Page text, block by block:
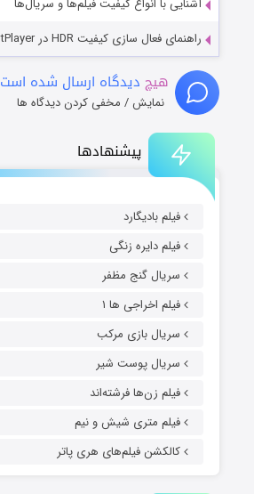
پیشنهادها
فیلم بادیگارد
فیلم دایره زنگی
سریال گنج مظفر
فیلم اخراجی ها ۱
سریال بازی مرکب
سریال پوست شیر
فیلم زن‌ها فرشته‌اند
فیلم متری شیش و نیم
کالکشن فیلم‌های هری پاتر
آشنایی با انواع کیفیت فیلم‌ها و سریال‌ها
راهنمای فعال سازی کیفیت HDR در PotPlayer
هیچ دیدگاه ارسال شده است
نمایش / مخفی کردن دیدگاه ها